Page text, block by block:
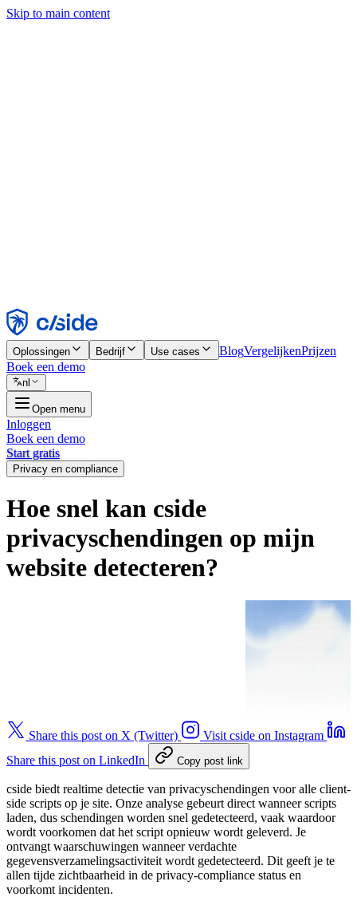
Skip to main content
Weigeren
Oplossingen Bedrijf Use cases BlogVergelijkenPrijzen
Boek een demo
nl
Open menu
Inloggen
Boek een demo
Start gratis
Privacy en compliance
Hoe snel kan cside
privacyschendingen op mijn
website detecteren?
Share this post on X (Twitter)
Visit cside on Instagram
Share this post on LinkedIn
Copy post link
cside biedt realtime detectie van privacyschendingen voor alle client-
side scripts op je site. Onze analyse gebeurt direct wanneer scripts
laden, dus schendingen worden snel gedetecteerd, vaak waardoor
wordt voorkomen dat het script opnieuw wordt geleverd. Je
ontvangt waarschuwingen wanneer verdachte
gegevensverzamelingsactiviteit wordt gedetecteerd. Dit geeft je te
allen tijde zichtbaarheid in de privacy-compliance status en
voorkomt incidenten.